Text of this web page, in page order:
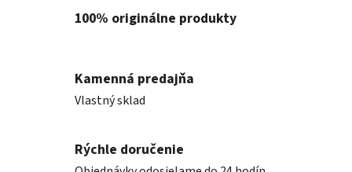
100% originálne produkty
Kamenná predajňa
Vlastný sklad
Rýchle doručenie